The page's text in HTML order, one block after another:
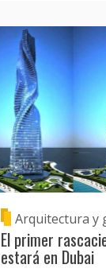
Arquitectura y
El primer
estará en Dubai